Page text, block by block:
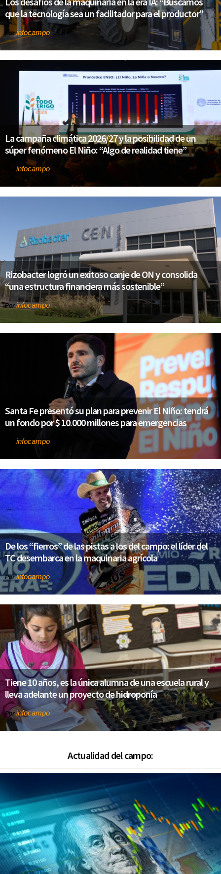
que la tecnología sea un facilitador para el productor”
Porinfocampo
La campaña climática 2026/27 y la posibilidad de un
súper fenómeno El Niño: “Algo de realidad tiene”
Por infocampo
Rizobacter logró un exitoso canje de ON y consolida
“una estructura financiera más sostenible”
Por infocampo
Santa Fe presentó su plan para prevenir El Niño: tendrá
un fondo por $ 10.000 millones para emergencias
infocampo
De los “fierros” de las pistas a los del campo: el líder del
TC desembarca en la maquinaria agrícola
Porinfocampo
Tiene 10 años, es la única alumna de una escuela rural y
lleva adelante un proyecto de hidroponía
Por infocampo
Actualidad del campo: